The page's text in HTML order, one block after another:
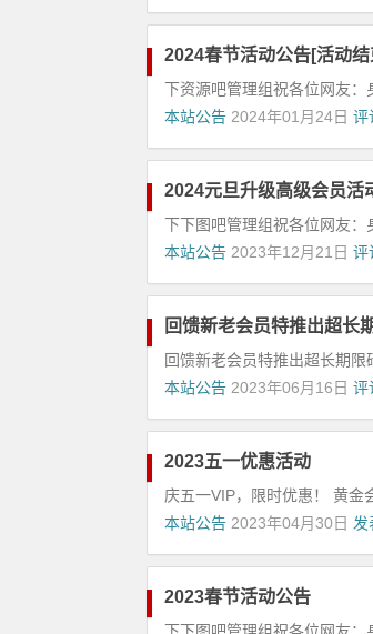
2024春节活动公告[活动结
下资源吧管理组祝各位网友：
本站公告 2024年01月24日 评
2024元旦升级高级会员活
下下图吧管理组祝各位网友：
本站公告 2023年12月21日 评
回馈新老会员特推出超长
回馈新老会员特推出超长期
本站公告 2023年06月16日 评
2023五一优惠活动
庆五一VIP，限时优惠！ 黄金
本站公告 2023年04月30日 发
2023春节活动公告